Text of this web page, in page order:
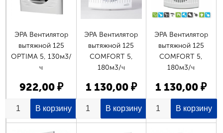
ЭРА Вентилятор
вытяжной 125
OPTIMA 5, 130м3/
ч
922,00 ₽
ЭРА Вентилятор
вытяжной 125
COMFORT 5,
180м3/ч
1 130,00 ₽
ЭРА Вентилятор
вытяжной 125
COMFORT 5,
180м3/ч
1 130,00 ₽